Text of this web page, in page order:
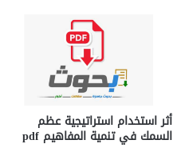
أثر استخدام استراتيجية عظم
السمك في تنمية المفاهيم pdf